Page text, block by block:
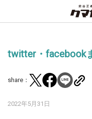
twitter・facebook
share：
2022年5月31日